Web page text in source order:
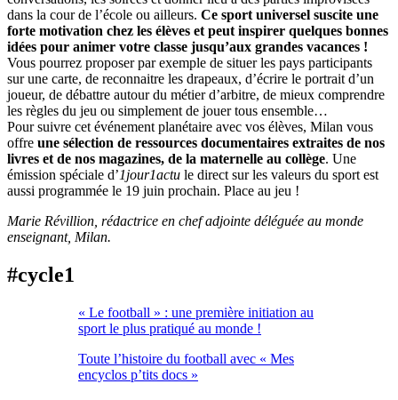
dans la cour de l’école ou ailleurs. Ce sport universel suscite une
forte motivation chez les élèves et peut inspirer quelques bonnes
idées pour animer votre classe jusqu’aux grandes vacances !
Vous pourrez proposer par exemple de situer les pays participants
sur une carte, de reconnaitre les drapeaux, d’écrire le portrait d’un
joueur, de débattre autour du métier d’arbitre, de mieux comprendre
les règles du jeu ou simplement de jouer tous ensemble…
Pour suivre cet événement planétaire avec vos élèves, Milan vous
offre une sélection de ressources documentaires extraites de nos
livres et de nos magazines, de la maternelle au collège. Une
émission spéciale d’1jour1actu le direct sur les valeurs du sport est
aussi programmée le 19 juin prochain. Place au jeu !
Marie Révillion, rédactrice en chef adjointe déléguée au monde
enseignant, Milan.
#cycle1
« Le football » : une première initiation au
sport le plus pratiqué au monde !
Toute l’histoire du football avec « Mes
encyclos p’tits docs »